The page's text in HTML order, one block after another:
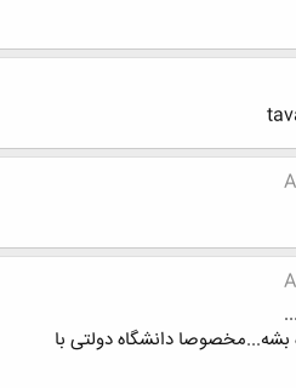
بشه...مخصوصا دانشگاه دولتی با